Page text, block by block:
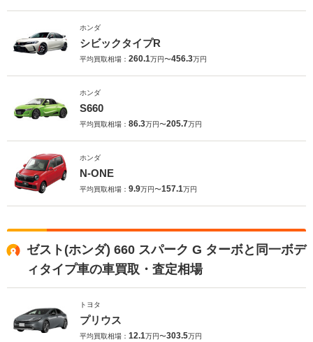
ホンダ
シビックタイプR
平均買取相場： 260.1万円〜456.3万円
ホンダ
S660
平均買取相場： 86.3万円〜205.7万円
ホンダ
N-ONE
平均買取相場： 9.9万円〜157.1万円
ゼスト(ホンダ) 660 スパーク G ターボと同一ボデ
ィタイプ車の車買取・査定相場
トヨタ
プリウス
平均買取相場： 12.1万円〜303.5万円